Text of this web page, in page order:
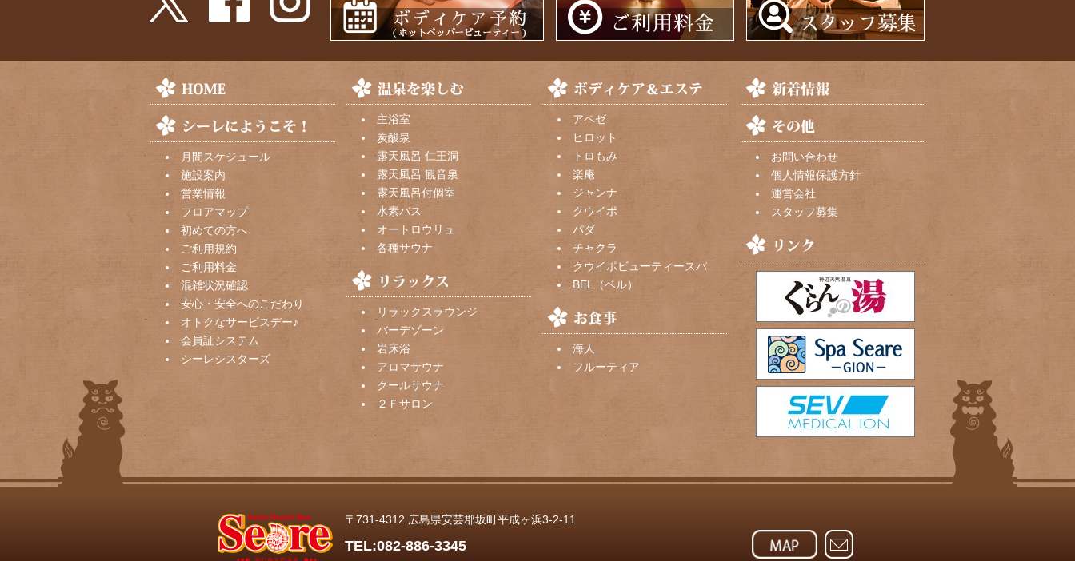
月間スケジュール
施設案内
営業情報
フロアマップ
初めての方へ
ご利用規約
ご利用料金
混雑状況確認
安心・安全へのこだわり
オトクなサービスデー♪
会員証システム
シーレシスターズ
主浴室
炭酸泉
露天風呂 仁王洞
露天風呂 観音泉
露天風呂付個室
水素バス
オートロウリュ
各種サウナ
リラックスラウンジ
バーデゾーン
岩床浴
アロマサウナ
クールサウナ
２Ｆサロン
アペゼ
ヒロット
トロもみ
楽庵
ジャンナ
クウイポ
パダ
チャクラ
クウイポビューティースパ
BEL（ベル）
海人
フルーティア
お問い合わせ
個人情報保護方針
運営会社
スタッフ募集
〒731-4312 広島県安芸郡坂町平成ヶ浜3-2-11
TEL:082-886-3345